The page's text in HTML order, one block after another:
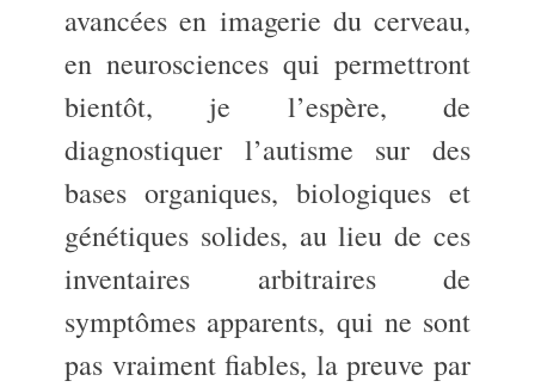
avancées en imagerie du cerveau,
en neurosciences qui permettront
bientôt, je l’espère, de
diagnostiquer l’autisme sur des
bases organiques, biologiques et
génétiques solides, au lieu de ces
inventaires arbitraires de
symptômes apparents, qui ne sont
pas vraiment fiables, la preuve par